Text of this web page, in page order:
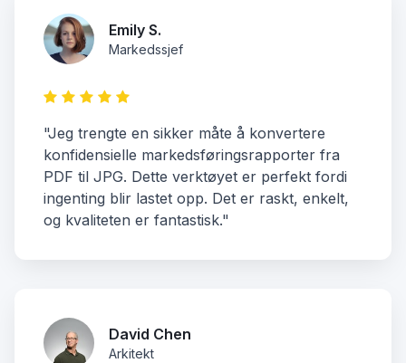
Emily S.
Markedssjef
"Jeg trengte en sikker måte å konvertere
konfidensielle markedsføringsrapporter fra
PDF til JPG. Dette verktøyet er perfekt fordi
ingenting blir lastet opp. Det er raskt, enkelt,
og kvaliteten er fantastisk."
David Chen
Arkitekt